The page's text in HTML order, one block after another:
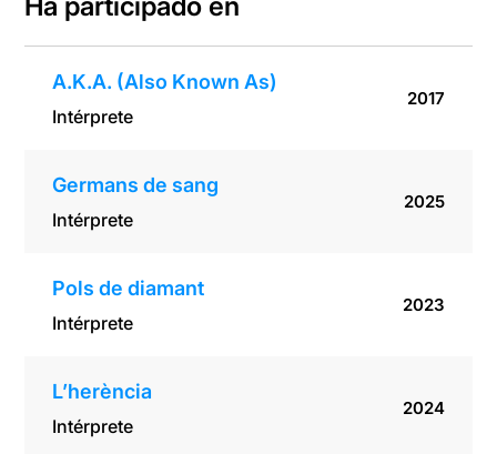
A.K.A. (Also Known As)
Intérprete
2017
Germans de sang
Intérprete
2025
Pols de diamant
Intérprete
2023
L’herència
Intérprete
2024